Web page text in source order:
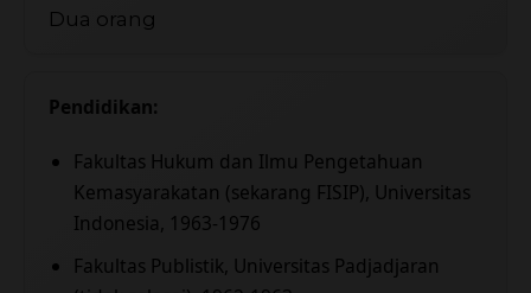
Dua orang
Pendidikan:
Fakultas Hukum dan Ilmu Pengetahuan
Kemasyarakatan (sekarang FISIP), Universitas
Indonesia, 1963-1976
Fakultas Publistik, Universitas Padjadjaran